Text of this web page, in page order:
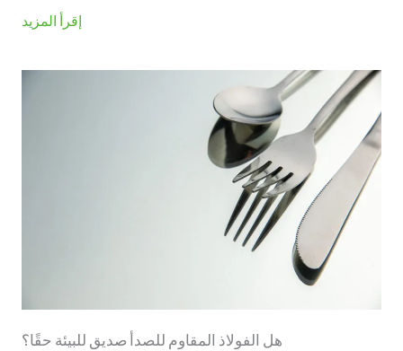
إقرأ المزيد
هل الفولاذ المقاوم للصدأ صديق للبيئة حقًا؟